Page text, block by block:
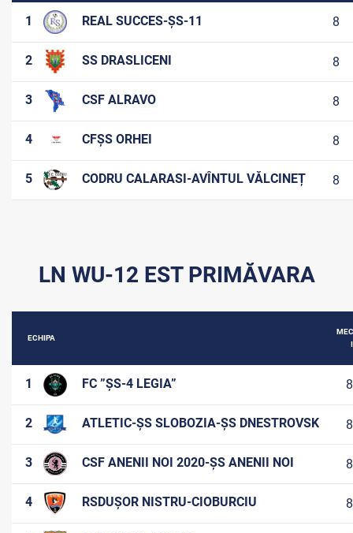
1 REAL SUCCES-ȘS-11 8
2 SS DRASLICENI 8
3 CSF ALRAVO 8
4 CFȘS ORHEI 8
5 CODRU CALARASI-AVÎNTUL VĂLCINEȚ 8
LN WU-12 EST PRIMĂVARA
ECHIPA
I
1 FC ”ȘS-4 LEGIA” 8
2 ATLETIC-ȘS SLOBOZIA-ȘS DNESTROVSK 8
3 CSF ANENII NOI 2020-ȘS ANENII NOI 8
4 RSDUȘOR NISTRU-CIOBURCIU 8